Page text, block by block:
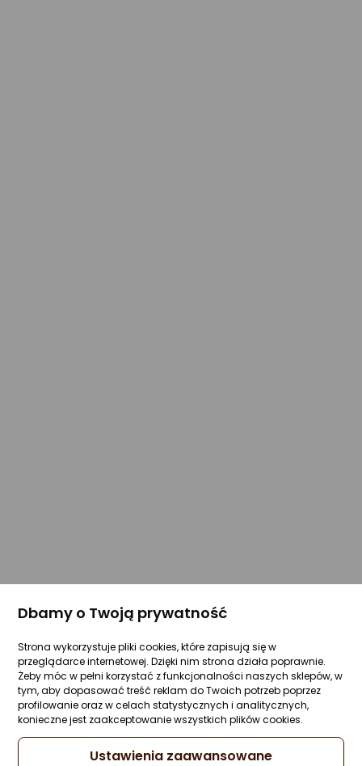
Dbamy o Twoją prywatność
Strona wykorzystuje pliki cookies, które zapisują się w
przeglądarce internetowej. Dzięki nim strona działa poprawnie.
Żeby móc w pełni korzystać z funkcjonalności naszych sklepów, w
tym, aby dopasować treść reklam do Twoich potrzeb poprzez
profilowanie oraz w celach statystycznych i analitycznych,
konieczne jest zaakceptowanie wszystkich plików cookies.
Ustawienia zaawansowane